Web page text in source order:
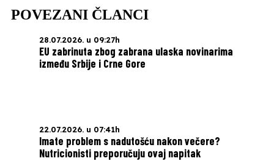
POVEZANI ČLANCI
28.07.2026. u 09:27h
EU zabrinuta zbog zabrana ulaska novinarima
između Srbije i Crne Gore
22.07.2026. u 07:41h
Imate problem s nadutošću nakon večere?
Nutricionisti preporučuju ovaj napitak